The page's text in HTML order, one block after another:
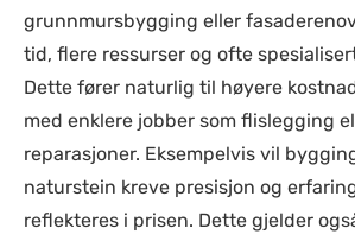
grunnmursbygging eller
tid, flere ressurser og ofte
Dette fører naturlig til høyere
med enklere jobber som flislegging
reparasjoner. Eksempelvis vil
naturstein kreve presisjon og
reflekteres i prisen. Dette gjelder